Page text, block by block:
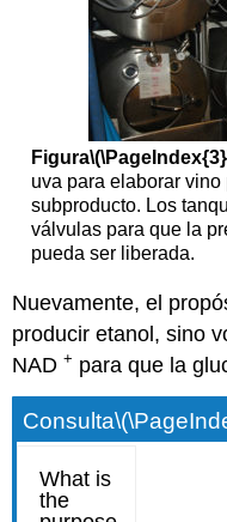
Figura
uva para elaborar vino
subproducto. Los
válvulas para que la
pueda ser liberada.
Nuevamente, el
producir etanol, sino
NAD+ para que la
Consulta